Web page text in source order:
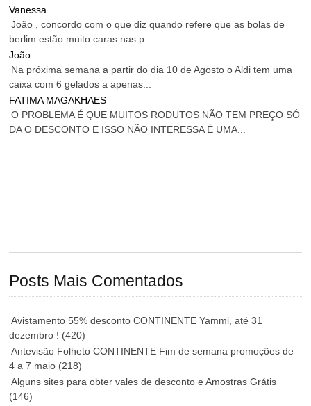
Vanessa
João , concordo com o que diz quando refere que as bolas de
berlim estão muito caras nas p...
João
Na próxima semana a partir do dia 10 de Agosto o Aldi tem uma
caixa com 6 gelados a apenas...
FATIMA MAGAKHAES
O PROBLEMA É QUE MUITOS RODUTOS NÃO TEM PREÇO SÓ
DA O DESCONTO E ISSO NÃO INTERESSA É UMA...
Posts Mais Comentados
Avistamento 55% desconto CONTINENTE Yammi, até 31
dezembro ! (420)
Antevisão Folheto CONTINENTE Fim de semana promoções de
4 a 7 maio (218)
Alguns sites para obter vales de desconto e Amostras Grátis
(146)